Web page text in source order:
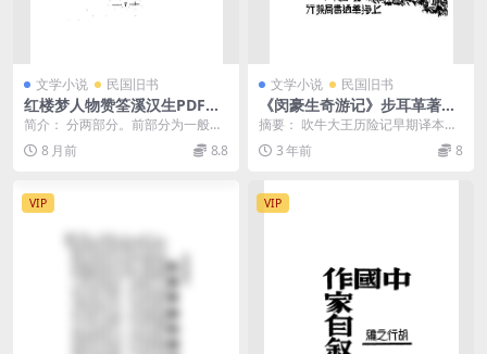
文学小说 民国旧书
红楼梦人物赞筌溪汉生PDF下
载,红楼梦文学研究史料
简介： 分两部分。前部分为一般的
赞词；后部分为“补义”，用问答的体
裁写成 截图：...
8 月前 8.8
文学小说 民国旧书
《闵豪生奇游记》步耳革著，
魏以新译-华通书局-民国22[19
33]-民国小说下载
摘要： 吹牛大王历险记早期译本。
闵豪生奇游记pdf下载 截图： 服务
说明： （1...
3 年前 8
VIP VIP